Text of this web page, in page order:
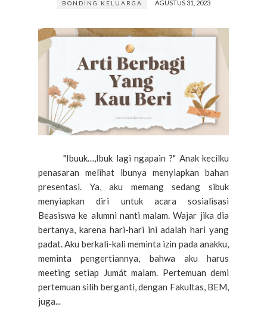
BONDING KELUARGA AGUSTUS 31, 2023
"Ibuuk…,Ibuk lagi ngapain ?" Anak kecilku
penasaran melihat ibunya menyiapkan bahan
presentasi. Ya, aku memang sedang sibuk
menyiapkan diri untuk acara sosialisasi
Beasiswa ke alumni nanti malam. Wajar jika dia
bertanya, karena hari-hari ini adalah hari yang
padat. Aku berkali-kali meminta izin pada anakku,
meminta pengertiannya, bahwa aku harus
meeting setiap Jumát malam. Pertemuan demi
pertemuan silih berganti, dengan Fakultas, BEM,
juga...